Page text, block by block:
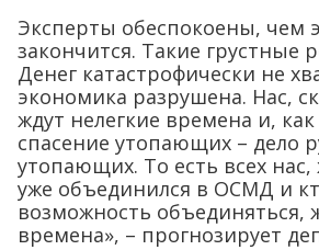
Эксперты обеспокоены, чем
закончится. Такие грустные
Денег катастрофически не
экономика разрушена. Нас,
ждут нелегкие времена и, как
спасение утопающих – дело
утопающих. То есть всех
уже объединился в ОСМД и
возможность объединяться,
времена», – прогнозирует